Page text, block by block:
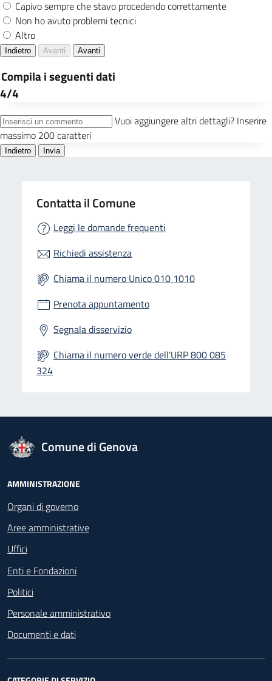
Contatta il Comune
Leggi le domande frequenti
Richiedi assistenza
Chiama il numero Unico 010 1010
Prenota appuntamento
Segnala disservizio
Chiama il numero verde dell'URP 800 085
324
logo Unione Europea
Comune di Genova
Footer - Navigazione
AMMINISTRAZIONE
Organi di governo
Aree amministrative
Uffici
Enti e Fondazioni
Politici
Personale amministrativo
Documenti e dati